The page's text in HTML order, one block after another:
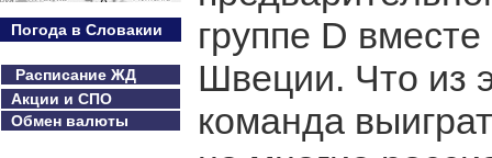
Погода в Словакии
Расписание ЖД
Акции и СПО
Обмен валюты
группе D
Швеции. Что из
команда